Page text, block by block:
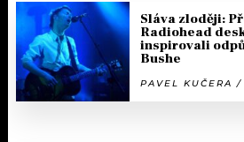
Sláva zloději:
Radiohead
inspirovali
Bushe
PAVEL KUČERA